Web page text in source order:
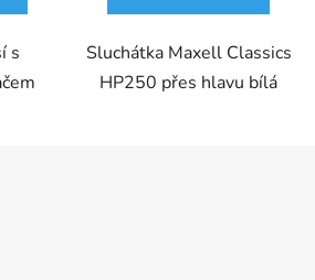
s
Sluchátka Maxell Classics
HP250 přes hlavu bílá